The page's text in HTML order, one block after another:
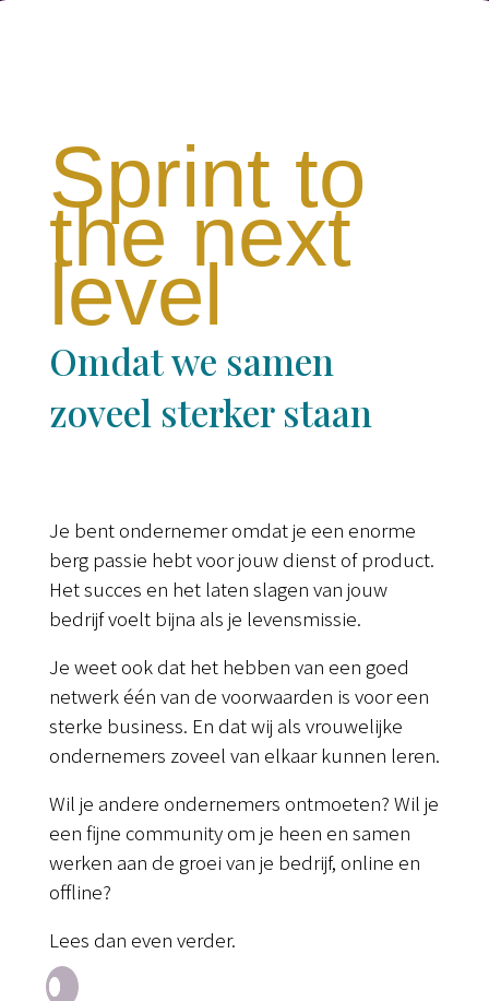
Sprint to
the next
level
Omdat we samen
zoveel sterker staan
Je bent ondernemer omdat je een enorme
berg passie hebt voor jouw dienst of product.
Het succes en het laten slagen van jouw
bedrijf voelt bijna als je levensmissie.
Je weet ook dat het hebben van een goed
netwerk één van de voorwaarden is voor een
sterke business. En dat wij als vrouwelijke
ondernemers zoveel van elkaar kunnen leren.
Wil je andere ondernemers ontmoeten? Wil je
een fijne community om je heen en samen
werken aan de groei van je bedrijf, online en
offline?
Lees dan even verder.